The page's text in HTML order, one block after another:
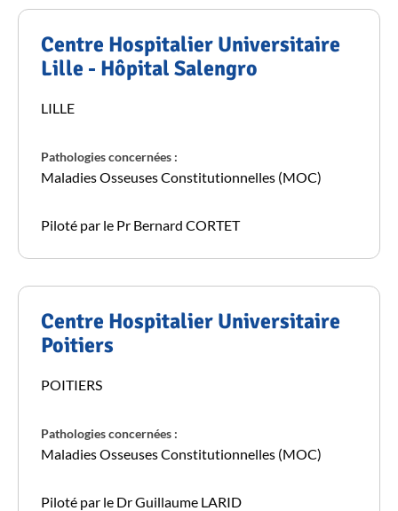
Centre Hospitalier Universitaire
Lille - Hôpital Salengro
LILLE
Pathologies concernées :
Maladies Osseuses Constitutionnelles (MOC)
Piloté par le Pr Bernard CORTET
Centre Hospitalier Universitaire
Poitiers
POITIERS
Pathologies concernées :
Maladies Osseuses Constitutionnelles (MOC)
Piloté par le Dr Guillaume LARID